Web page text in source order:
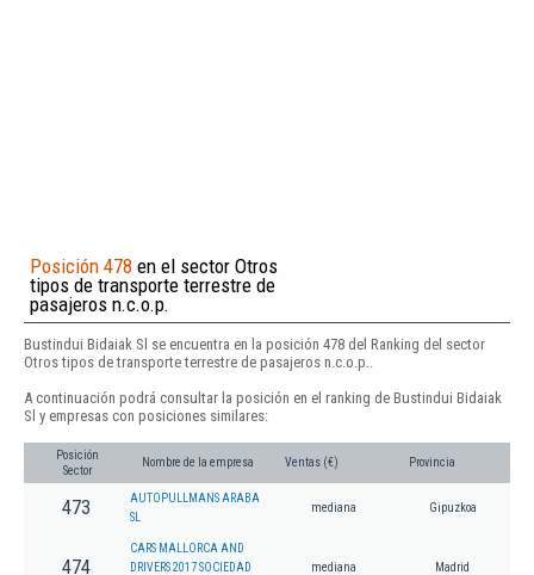
Posición 478 en el sector Otros
tipos de transporte terrestre de
pasajeros n.c.o.p.
Bustindui Bidaiak Sl se encuentra en la posición 478 del Ranking del sector
Otros tipos de transporte terrestre de pasajeros n.c.o.p..
A continuación podrá consultar la posición en el ranking de Bustindui Bidaiak
Sl y empresas con posiciones similares:
Posición
Sector
Nombre de la empresa Ventas (€) Provincia
473
AUTOPULLMANS ARABA
SL
mediana Gipuzkoa
474
CARS MALLORCA AND
DRIVERS 2017 SOCIEDAD
mediana Madrid